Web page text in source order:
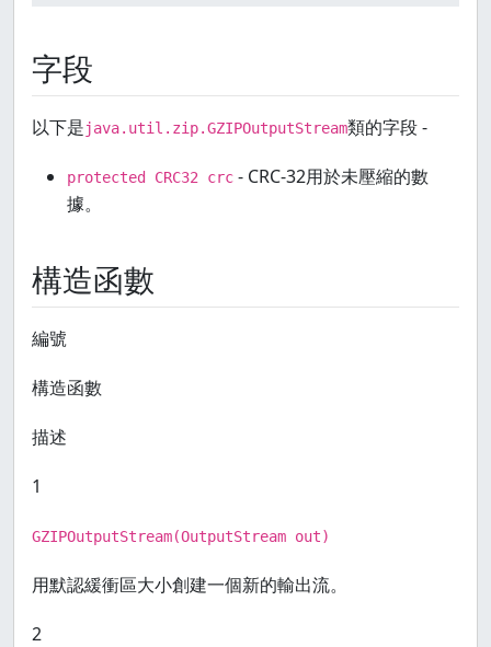
字段
以下是java.util.zip.GZIPOutputStream類的字段 -
protected CRC32 crc - CRC-32用於未壓縮的數
據。
構造函數
編號
構造函數
描述
1
GZIPOutputStream(OutputStream out)
用默認緩衝區大小創建一個新的輸出流。
2